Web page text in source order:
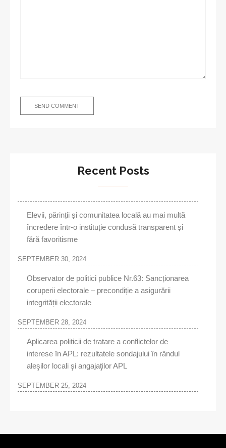
Recent Posts
Elevii, părinții și comunitatea locală au mai multă
încredere într-o instituție condusă transparent și
fără favoritisme
SEPTEMBER 30, 2024
Observator de politici publice Nr.63: Sancționarea
coruperii electorale – precondiție a asigurării
integrității electorale
SEPTEMBER 28, 2024
Aplicarea politicii de tratare a conflictelor de
interese în APL: rezultatele sondajului în rândul
aleşilor locali şi angajaţilor APL
SEPTEMBER 25, 2024